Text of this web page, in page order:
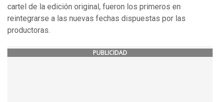
cartel de la edición original, fueron los primeros en
reintegrarse a las nuevas fechas dispuestas por las
productoras.
PUBLICIDAD